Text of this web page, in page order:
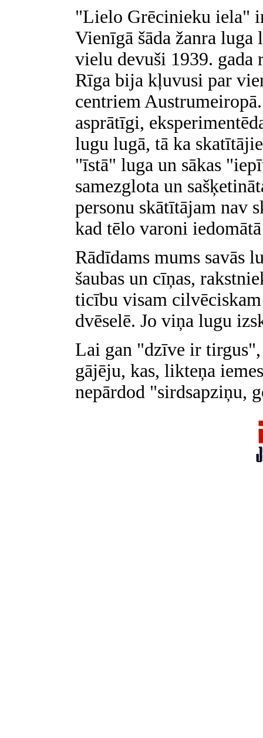
"Lielo Grēcinieku iela"
Vienīgā šāda žanra
vielu devuši 1939. gada
Rīga bija kļuvusi par
centriem
asprātīgi,
lugu lugā, tā ka
"īstā" luga un sākas
samezglota un
personu skātītājam nav
kad tēlo varoni
Rādīdams mums savās
šaubas un cīņas,
ticību visam
dvēselē. Jo viņa lugu
Lai gan "dzīve ir
gājēju, kas, likteņa
nepārdod "sirdsapziņu,